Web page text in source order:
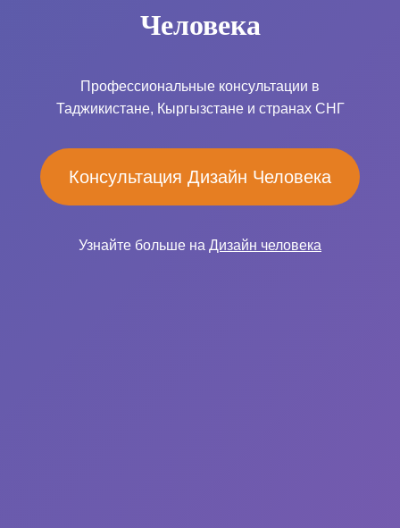
Человека
Профессиональные консультации в
Таджикистане, Кыргызстане и странах СНГ
Консультация Дизайн Человека
Узнайте больше на Дизайн человека